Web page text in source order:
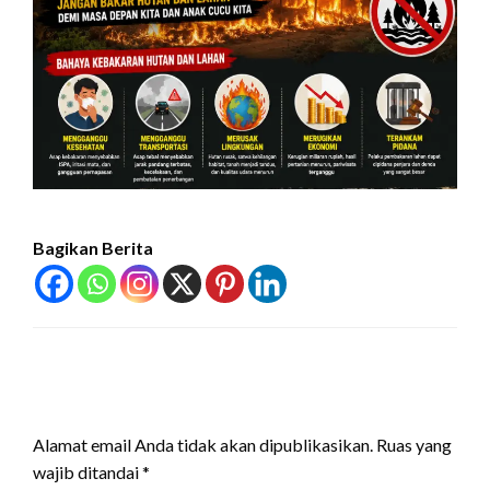
Bagikan Berita
Alamat email Anda tidak akan dipublikasikan. Ruas yang
wajib ditandai*